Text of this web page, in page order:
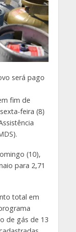
será pago
fim de
feira (8)
(10),
para 2,71
total em
de gás de 13